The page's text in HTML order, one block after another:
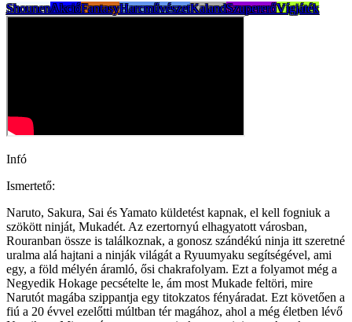
ShounenAkcióFantasyHarcművészetKalandSzupererőVígjáték
Infó
Ismertető:
Naruto, Sakura, Sai és Yamato küldetést kapnak, el kell fogniuk a
szökött ninját, Mukadét. Az ezertornyú elhagyatott városban,
Rouranban össze is találkoznak, a gonosz szándékú ninja itt szeretné
uralma alá hajtani a ninják világát a Ryuumyaku segítségével, ami
egy, a föld mélyén áramló, ősi chakrafolyam. Ezt a folyamot még a
Negyedik Hokage pecsételte le, ám most Mukade feltöri, mire
Narutót magába szippantja egy titokzatos fényáradat. Ezt követően a
fiú a 20 évvel ezelőtti múltban tér magához, ahol a még életben lévő